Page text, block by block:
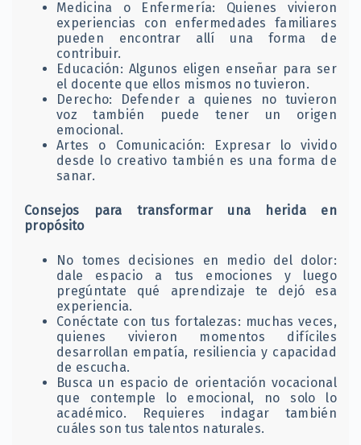
Medicina o Enfermería: Quienes vivieron
experiencias con enfermedades familiares
pueden encontrar allí una forma de
contribuir.
Educación: Algunos eligen enseñar para ser
el docente que ellos mismos no tuvieron.
Derecho: Defender a quienes no tuvieron
voz también puede tener un origen
emocional.
Artes o Comunicación: Expresar lo vivido
desde lo creativo también es una forma de
sanar.
Consejos para transformar una herida en
propósito
No tomes decisiones en medio del dolor:
dale espacio a tus emociones y luego
pregúntate qué aprendizaje te dejó esa
experiencia.
Conéctate con tus fortalezas: muchas veces,
quienes vivieron momentos difíciles
desarrollan empatía, resiliencia y capacidad
de escucha.
Busca un espacio de orientación vocacional
que contemple lo emocional, no solo lo
académico. Requieres indagar también
cuáles son tus talentos naturales.